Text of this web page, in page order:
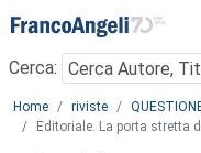
Menu
Cerca:
Main content
Home riviste
Editoriale. La porta stretta